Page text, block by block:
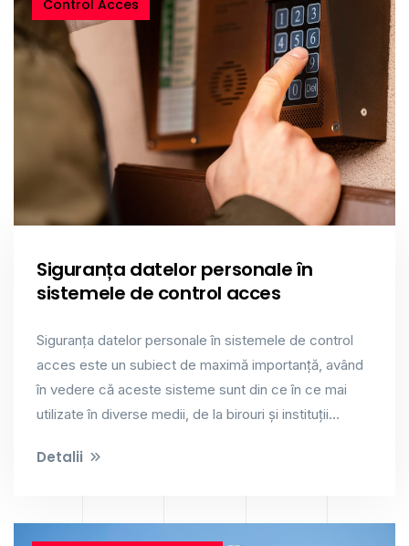
Control Acces
Siguranța datelor personale în
sistemele de control acces
Siguranța datelor personale în sistemele de control
acces este un subiect de maximă importanță, având
în vedere că aceste sisteme sunt din ce în ce mai
utilizate în diverse medii, de la birouri și instituții...
Detalii